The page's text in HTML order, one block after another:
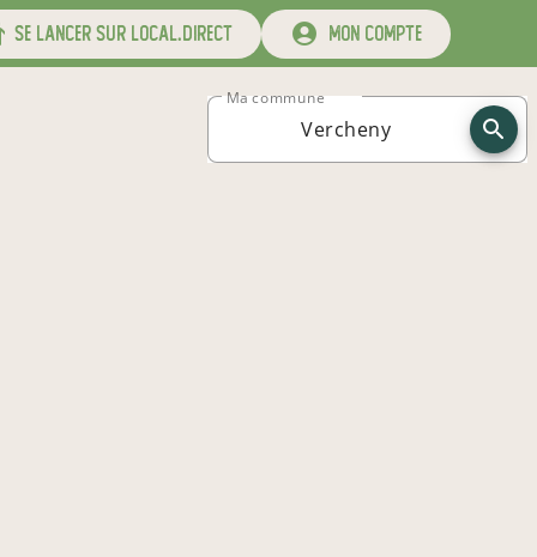
se lancer sur local.direct mon compte
Ma commune